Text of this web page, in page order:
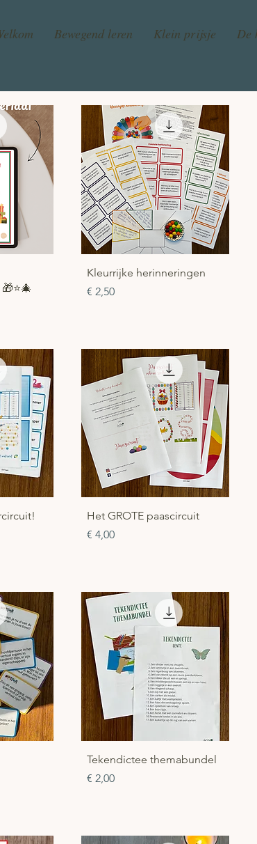
Bewegend leren Klein prijsje De
Snel overzicht
Kleurrijke herinneringen
Prijs
€ 2,50
Snel overzicht
Het GROTE paascircuit
Prijs
€ 4,00
Snel overzicht
Tekendictee themabundel
Prijs
€ 2,00